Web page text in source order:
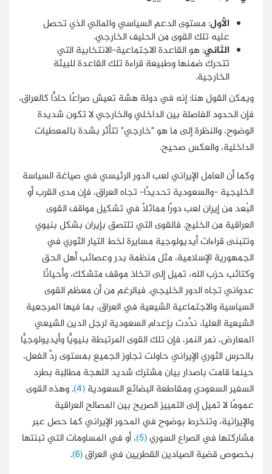
الأول: مستوى الدعم السياسي والمالي الذي تحصل
عليه تلك القوى من الحليف الخارجي.
الثاني: هو القاعدة الاجتماعية-الانتخابية التي
تتحرك ضمنها وطبيعة قراءة تلك القاعدة للبيئة
الخارجية.
ويمكن القول هنا: إنه في دولة هشة تعيش صراعًا حادًّا كالعراق،
فإن الحدود الفاصلة بين الداخلي والخارجي لا تكون شديدة
الوضوح، والنظرة إلى ما هو "خارجي" تتأثر بشدة بالمعطيات
الداخلية، والعكس صحيح.
وكما أن العامل الإيراني لعب الدور الرئيسي في صياغة السياسة
الخليجية -والسعودية تحديدًا- تجاه العراق، فإن مدى القرب أو
البُعد من إيران لعب دورًا مماثلًا في تشكيل مواقف القوى
العراقية من الخليج. فالقوى التي تلتصق بإيران بشكل بنيوي
وتتبنى قراءات أيديولوجية مسايرة لخط التيار الثوري في
الجمهورية الإسلامية، مثل منظمة بدر وعصائب أهل الحق
وكتائب حزب الله، تميل إلى اتخاذ موقف متشكك، وأحيانًا
عدواني تجاه الدور الخليجي. فبالرغم من أن معظم القوى
السياسية والاجتماعية الشيعية في العراق، بما فيها المرجعية
الشيعية العليا، ندَّدت بإعدام السعودية لرجل الدين الشيعي
المعارض، نمر النمر، فإن تلك القوى المرتبطة بنيويًّا وأيديولوجيًّا
بالحرس الثوري الإيراني حاولت تجاوز الجميع بمستوى ردِّ الفعل،
حينما قامت باصدار بيان مشترك شديد اللهجة مطالِبة بطرد
السفير السعودي ومقاطعة البضائع السعودية(4) . وهذه القوى
عمومًا لا تميل إلى التمييز الصريح بين المصالح العراقية
والإيرانية، وتنخرط بوضوح في المحور الإيراني كما حصل عبر
مشاركتها في الصراع السوري(5) ، أو في المساومات التي تبنتها
بخصوص قضية الصيادين القطريين في العراق(6)
.